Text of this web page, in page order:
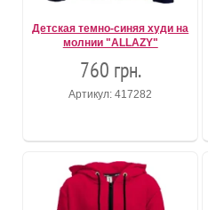
Детская темно-синяя худи на
молнии "ALLAZY"
760 грн.
Артикул: 417282